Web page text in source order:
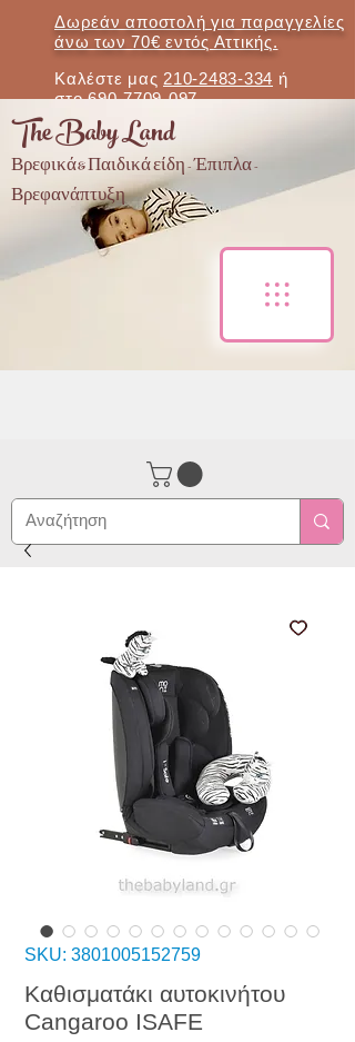
Δωρεάν αποστολή για παραγγελίες
άνω των 70€ εντός Αττικής.
Καλέστε μας 210-2483-334 ή
στο690-7709-097
The Baby Land
Βρεφικά & Παιδικά είδη - Έπιπλα -
Βρεφανάπτυξη
SKU: 3801005152759
Καθισματάκι αυτοκινήτου
Cangaroo ISAFE